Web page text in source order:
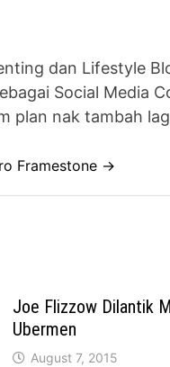
dan Lifestyle
Social Media
plan nak tambah
Framestone →
Joe Flizzow Dilantik
Ubermen
August 7, 2015